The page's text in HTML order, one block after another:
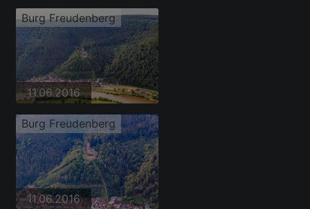
Burg Freudenberg
11.06.2016
Burg Freudenberg
11.06.2016